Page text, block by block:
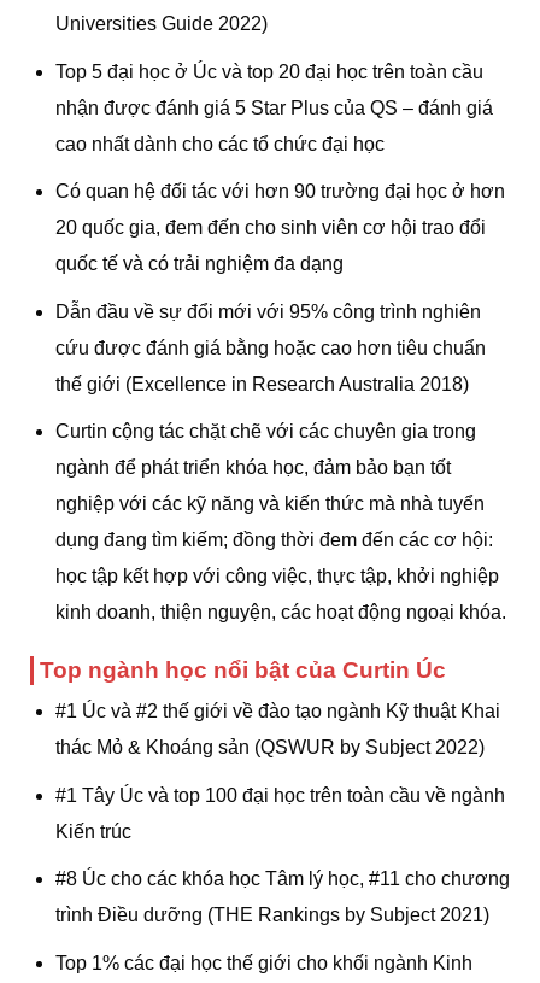
Universities Guide 2022)
Top 5 đại học ở Úc và top 20 đại học trên toàn cầu
nhận được đánh giá 5 Star Plus của QS – đánh giá
cao nhất dành cho các tổ chức đại học
Có quan hệ đối tác với hơn 90 trường đại học ở hơn
20 quốc gia, đem đến cho sinh viên cơ hội trao đổi
quốc tế và có trải nghiệm đa dạng
Dẫn đầu về sự đổi mới với 95% công trình nghiên
cứu được đánh giá bằng hoặc cao hơn tiêu chuẩn
thế giới (Excellence in Research Australia 2018)
Curtin cộng tác chặt chẽ với các chuyên gia trong
ngành để phát triển khóa học, đảm bảo bạn tốt
nghiệp với các kỹ năng và kiến thức mà nhà tuyển
dụng đang tìm kiếm; đồng thời đem đến các cơ hội:
học tập kết hợp với công việc, thực tập, khởi nghiệp
kinh doanh, thiện nguyện, các hoạt động ngoại khóa.
Top ngành học nổi bật của Curtin Úc
#1 Úc và #2 thế giới về đào tạo ngành Kỹ thuật Khai
thác Mỏ & Khoáng sản (QSWUR by Subject 2022)
#1 Tây Úc và top 100 đại học trên toàn cầu về ngành
Kiến trúc
#8 Úc cho các khóa học Tâm lý học, #11 cho chương
trình Điều dưỡng (THE Rankings by Subject 2021)
Top 1% các đại học thế giới cho khối ngành Kinh